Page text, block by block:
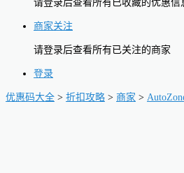
请登录后查看所有已收藏的优惠信
商家关注
请登录后查看所有已关注的商家
登录
优惠码大全 > 折扣攻略 > 商家 >